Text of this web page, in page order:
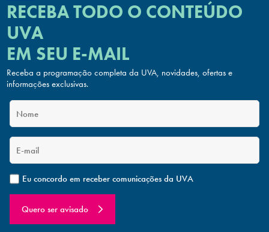
RECEBA TODO O CONTEÚDO
UVA
EM SEU E-MAIL
Receba a programação completa da UVA, novidades, ofertas e
informações exclusivas.
Eu concordo em receber comunicações da UVA
Quero ser avisado